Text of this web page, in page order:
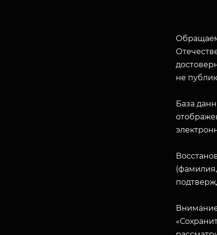
не
База